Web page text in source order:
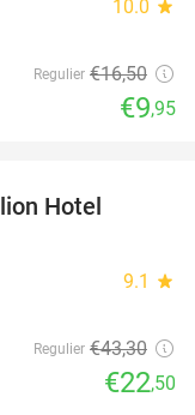
10.0 star
Regulier €16,50
€9,95
Hotel
9.1 star
Regulier €43,30
€22,50